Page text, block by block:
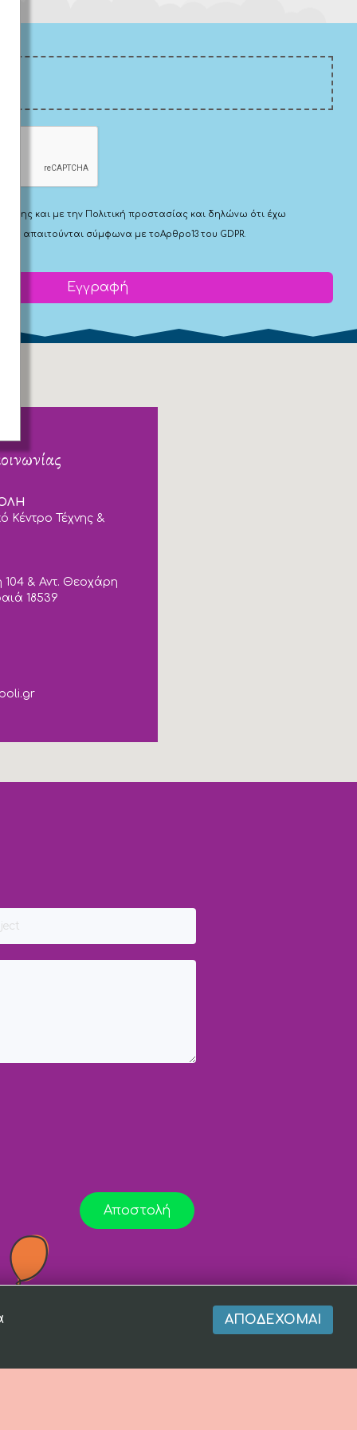
και με την Πολιτική προστασίας και δηλώνω ότι έχω
που απαιτούνται σύμφωνα με τοΑρθρο13 του GDPR.
Εγγραφή
Κέντρο Τέχνης &
104 & Αντ. Θεοχάρη
18539
Αποστολή
ΑΠΟΔΈΧΟΜΑΙ